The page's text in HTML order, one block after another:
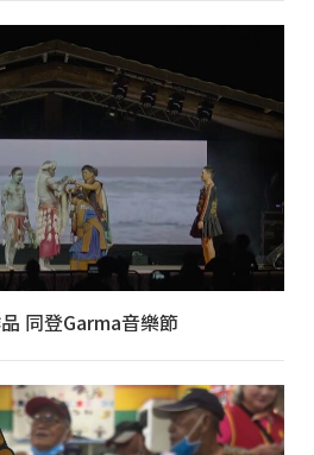
同登Garma音樂節